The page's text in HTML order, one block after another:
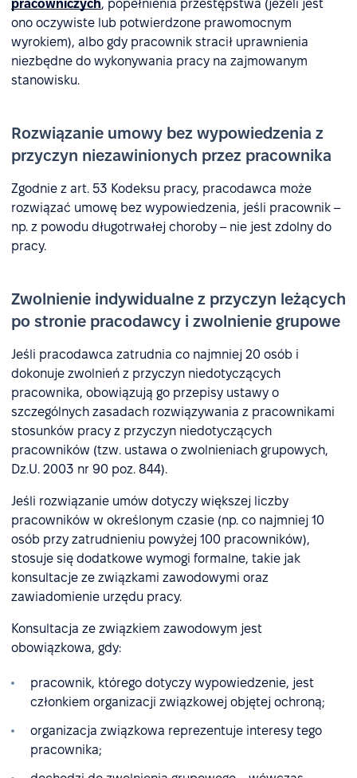
pracowniczych, popełnienia przestępstwa (jeżeli jest
ono oczywiste lub potwierdzone prawomocnym
wyrokiem), albo gdy pracownik stracił uprawnienia
niezbędne do wykonywania pracy na zajmowanym
stanowisku.
Rozwiązanie umowy bez wypowiedzenia z
przyczyn niezawinionych przez pracownika
Zgodnie z art. 53 Kodeksu pracy, pracodawca może
rozwiązać umowę bez wypowiedzenia, jeśli pracownik –
np. z powodu długotrwałej choroby – nie jest zdolny do
pracy.
Zwolnienie indywidualne z przyczyn leżących
po stronie pracodawcy i zwolnienie grupowe
Jeśli pracodawca zatrudnia co najmniej 20 osób i
dokonuje zwolnień z przyczyn niedotyczących
pracownika, obowiązują go przepisy ustawy o
szczególnych zasadach rozwiązywania z pracownikami
stosunków pracy z przyczyn niedotyczących
pracowników (tzw. ustawa o zwolnieniach grupowych,
Dz.U. 2003 nr 90 poz. 844).
Jeśli rozwiązanie umów dotyczy większej liczby
pracowników w określonym czasie (np. co najmniej 10
osób przy zatrudnieniu powyżej 100 pracowników),
stosuje się dodatkowe wymogi formalne, takie jak
konsultacje ze związkami zawodowymi oraz
zawiadomienie urzędu pracy.
Konsultacja ze związkiem zawodowym jest
obowiązkowa, gdy:
pracownik, którego dotyczy wypowiedzenie, jest
członkiem organizacji związkowej objętej ochroną;
organizacja związkowa reprezentuje interesy tego
pracownika;